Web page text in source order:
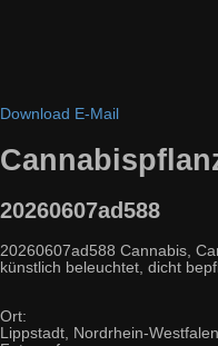
Download E-Mail
20260607ad588
20260607ad588 Cannabis,
künstlich beleuchtet, dicht
Ort:
Lippstadt, Nordrhein-